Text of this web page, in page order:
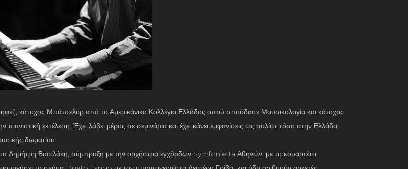
κάτοχος Μπάτσελορ από το Αμερικάνικο Κολλέγιο Ελλάδος οπού σπούδασε Μουσικολογία και κάτοχος
εκτέλεση. Έχει λάβει μέρος σε σεμινάρια και έχει κάνει εμφανίσεις ως σολίστ τόσο στην Ελλάδα
δωματίου.
Δημήτρη Βασιλάκη, σύμπραξη με την ορχήστρα εγχόρδων Symfonietta Αθηνών, με το κουαρτέτο